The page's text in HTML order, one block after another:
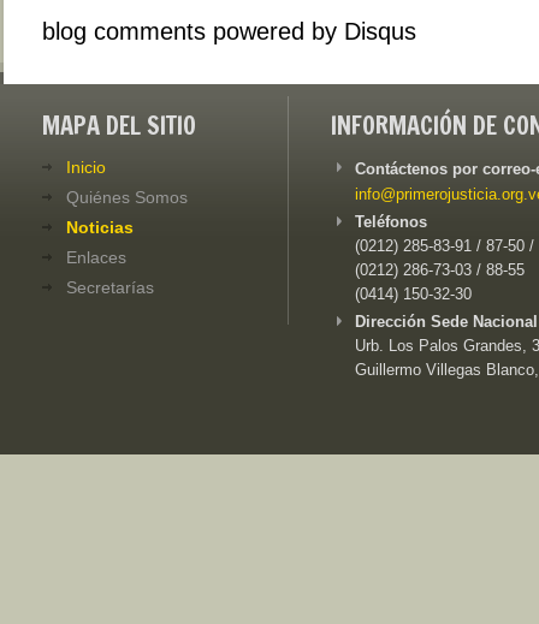
blog comments powered by Disqus
MAPA DEL SITIO
Inicio
Quiénes Somos
Noticias
Enlaces
Secretarías
INFORMACIÓN DE
Contáctenos por
Teléfonos
(0212) 285-83-91 / 87-50 /
(0212) 286-73-03 / 88-55
(0414) 150-32-30
Dirección Sede
Urb. Los Palos Grandes,
Guillermo Villegas